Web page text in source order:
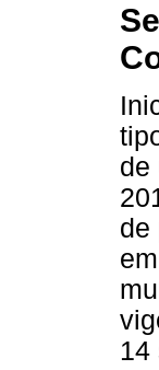
de
de
14